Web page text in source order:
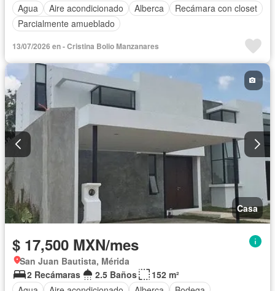
Agua
Aire acondicionado Alberca
Recámara con closet
Parcialmente amueblado
13/07/2026 en - Cristina Bolio Manzanares
Casa
$ 17,500 MXN/mes
San Juan Bautista, Mérida
2 Recámaras
2.5 Baños
152 m²